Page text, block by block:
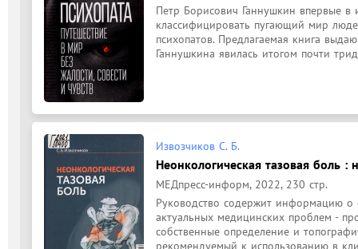
Петр Борисович Ганнушкин впервые в
классифицировать пугающий мир
психопатов. Предлагаемая книга
Ганнушкина явилась итогом почти
Извозчиков С. Б.
Неонкологическая тазовая боль :
МЕДпресс-информ, 2022, 230 стр.
Руководство содержит информацию о
актуальных медицинских проблем -
собственные определение и
рекомендуемый к использованию в